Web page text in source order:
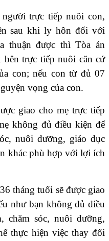
trực tiếp nuôi con,
sau khi ly hôn đối với
thuận được thì Tòa án
trực tiếp nuôi căn cứ
con; nếu con từ đủ 07
vọng của con.
giao cho mẹ trực tiếp
không đủ điều kiện để
nuôi dưỡng, giáo dục
khác phù hợp với lợi ích
tháng tuổi sẽ được giao
như bạn không đủ điều
chăm sóc, nuôi dưỡng,
thực hiện việc thay đổi